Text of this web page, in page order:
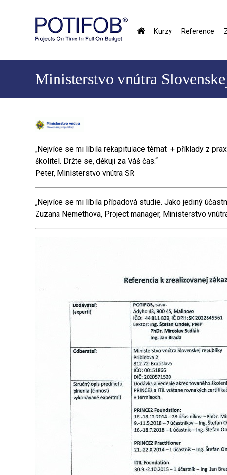
Hlavné
menu
Kurzy Reference
Ministerstvo vnútra
„Nejvíce se mi líbila rekapitulace témat + příklady z
školitel. Držte se, děkuji za Váš čas.“
Peter, Ministerstvo vnútra SR
„Nejvíce se mi líbila případová studie. Jako jediný
Zuzana Nemethova, Project manager, Ministerstvo